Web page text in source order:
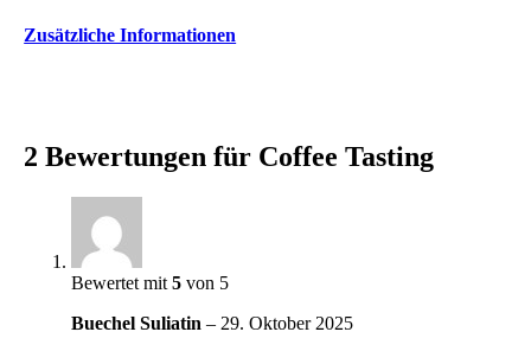
Zusätzliche Informationen
2 Bewertungen für Coffee Tasting
Bewertet mit5 von 5
Buechel Suliatin– 29. Oktober 2025